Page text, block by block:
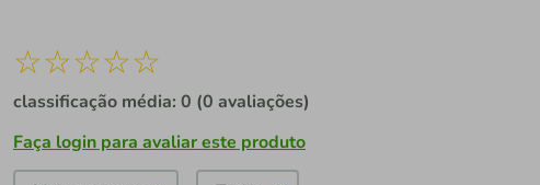
☆☆☆☆☆
classificação média: 0 (0 avaliações)
Faça login para avaliar este produto